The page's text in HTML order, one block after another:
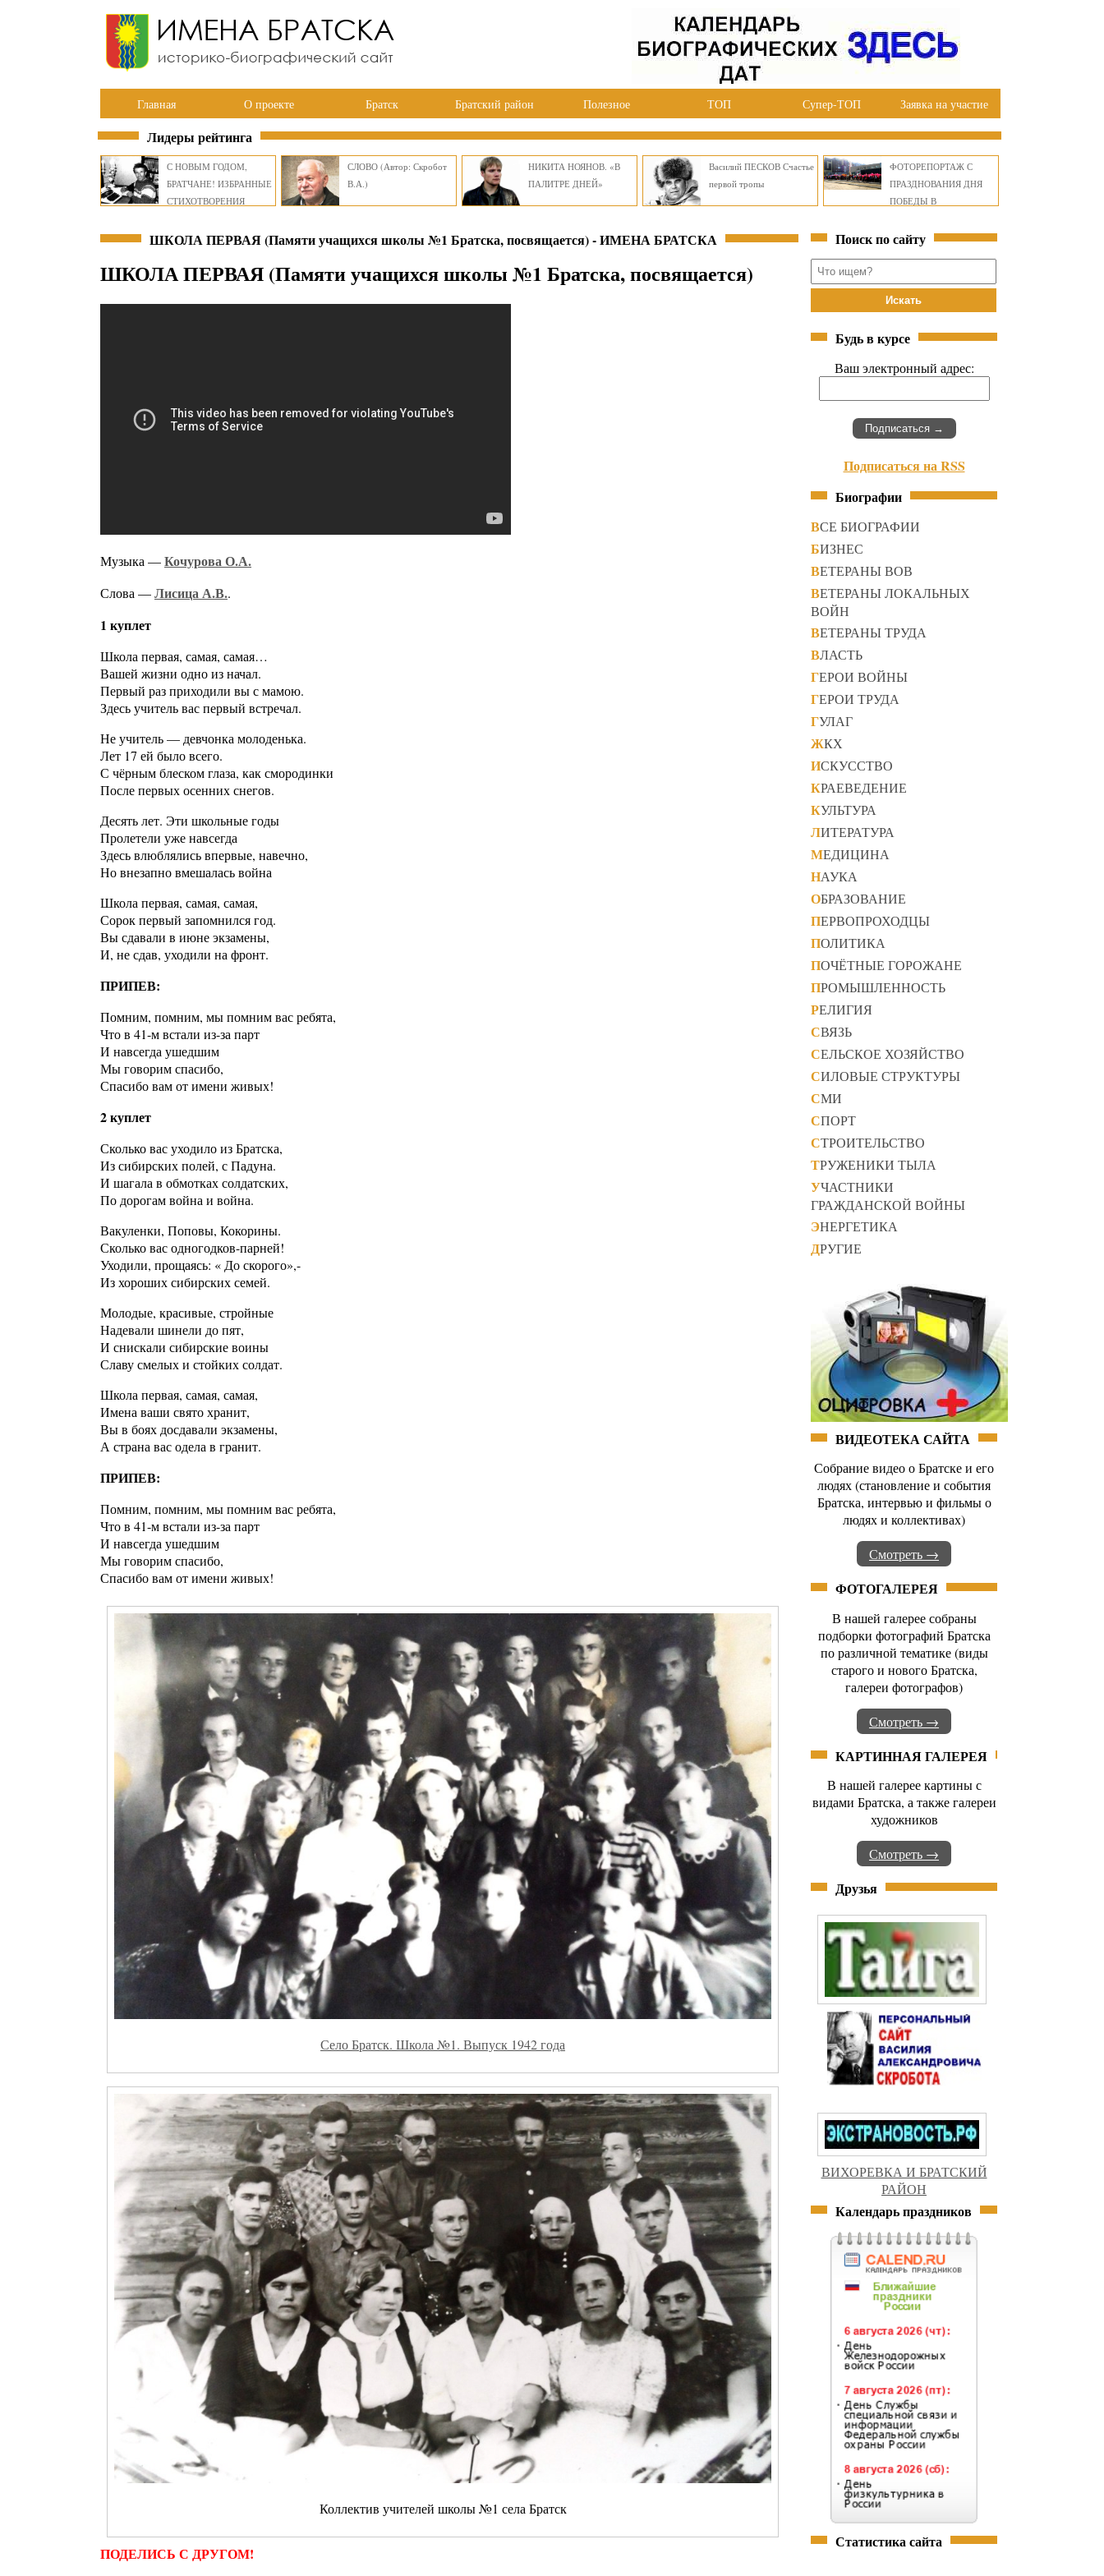
Главная О проекте Братск Братский район Полезное ТОП Супер-ТОП Заявка на участие
Лидеры рейтинга
С НОВЫМ ГОДОМ,
БРАТЧАНЕ! ИЗБРАННЫЕ
СТИХОТВОРЕНИЯ
СЛОВО (Автор: Скробот
В.А.)
НИКИТА НОЯНОВ. «В
ПАЛИТРЕ ДНЕЙ»
Василий ПЕСКОВ Счастье
первой тропы
ФОТОРЕПОРТАЖ С
ПРАЗДНОВАНИЯ ДНЯ
ПОБЕДЫ В
ОКРУГЕ БРАТСКА
ШКОЛА ПЕРВАЯ (Памяти учащихся школы №1 Братска, посвящается) - ИМЕНА БРАТСКА
ШКОЛА ПЕРВАЯ (Памяти учащихся школы №1 Братска, посвящается)
Музыка —Кочурова О.А.
Слова —Лисица А.В..
1 куплет
Школа первая, самая, самая…
Вашей жизни одно из начал.
Первый раз приходили вы с мамою.
Здесь учитель вас первый встречал.
Не учитель — девчонка молоденька.
Лет 17 ей было всего.
С чёрным блеском глаза, как смородинки
После первых осенних снегов.
Десять лет. Эти школьные годы
Пролетели уже навсегда
Здесь влюблялись впервые, навечно,
Но внезапно вмешалась война
Школа первая, самая, самая,
Сорок первый запомнился год.
Вы сдавали в июне экзамены,
И, не сдав, уходили на фронт.
ПРИПЕВ:
Помним, помним, мы помним вас ребята,
Что в 41-м встали из-за парт
И навсегда ушедшим
Мы говорим спасибо,
Спасибо вам от имени живых!
2 куплет
Сколько вас уходило из Братска,
Из сибирских полей, с Падуна.
И шагала в обмотках солдатских,
По дорогам война и война.
Вакуленки, Поповы, Кокорины.
Сколько вас одногодков-парней!
Уходили, прощаясь: « До скорого»,-
Из хороших сибирских семей.
Молодые, красивые, стройные
Надевали шинели до пят,
И снискали сибирские воины
Славу смелых и стойких солдат.
Школа первая, самая, самая,
Имена ваши свято хранит,
Вы в боях досдавали экзамены,
А страна вас одела в гранит.
ПРИПЕВ:
Помним, помним, мы помним вас ребята,
Что в 41-м встали из-за парт
И навсегда ушедшим
Мы говорим спасибо,
Спасибо вам от имени живых!
Село Братск. Школа №1. Выпуск 1942 года
Коллектив учителей школы №1 села Братск
ПОДЕЛИСЬ С ДРУГОМ!
Поиск по сайту
Будь в курсе
Ваш электронный адрес:
Подписаться на RSS
Биографии
ВСЕ БИОГРАФИИ
БИЗНЕС
ВЕТЕРАНЫ ВОВ
ВЕТЕРАНЫ ЛОКАЛЬНЫХ
ВОЙН
ВЕТЕРАНЫ ТРУДА
ВЛАСТЬ
ГЕРОИ ВОЙНЫ
ГЕРОИ ТРУДА
ГУЛАГ
ЖКХ
ИСКУССТВО
КРАЕВЕДЕНИЕ
КУЛЬТУРА
ЛИТЕРАТУРА
МЕДИЦИНА
НАУКА
ОБРАЗОВАНИЕ
ПЕРВОПРОХОДЦЫ
ПОЛИТИКА
ПОЧЁТНЫЕ ГОРОЖАНЕ
ПРОМЫШЛЕННОСТЬ
РЕЛИГИЯ
СВЯЗЬ
СЕЛЬСКОЕ ХОЗЯЙСТВО
СИЛОВЫЕ СТРУКТУРЫ
СМИ
СПОРТ
СТРОИТЕЛЬСТВО
ТРУЖЕНИКИ ТЫЛА
УЧАСТНИКИ
ГРАЖДАНСКОЙ ВОЙНЫ
ЭНЕРГЕТИКА
ДРУГИЕ
ВИДЕОТЕКА САЙТА
Собрание видео о Братске и его
людях (становление и события
Братска, интервью и фильмы о
людях и коллективах)
Смотреть →
ФОТОГАЛЕРЕЯ
В нашей галерее собраны
подборки фотографий Братска
по различной тематике (виды
старого и нового Братска,
галереи фотографов)
Смотреть →
КАРТИННАЯ ГАЛЕРЕЯ
В нашей галерее картины с
видами Братска, а также галереи
художников
Смотреть →
Друзья
ВИХОРЕВКА И БРАТСКИЙ
РАЙОН
Календарь праздников
Статистика сайта